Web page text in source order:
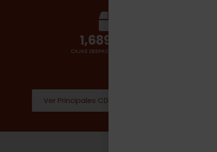
2,000,000
CAJAS DESPACHADAS POR DÍA
Ver Principales CD Donde operamos